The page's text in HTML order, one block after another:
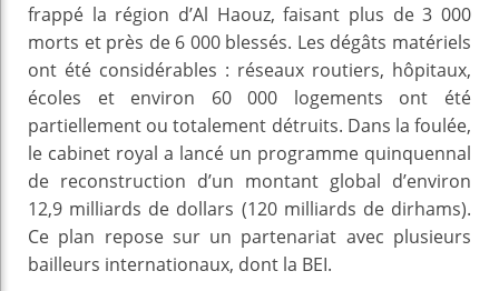
frappé la région d’Al Haouz, faisant plus de 3 000
morts et près de 6 000 blessés. Les dégâts matériels
ont été considérables : réseaux routiers, hôpitaux,
écoles et environ 60 000 logements ont été
partiellement ou totalement détruits. Dans la foulée,
le cabinet royal a lancé un programme quinquennal
de reconstruction d’un montant global d’environ
12,9 milliards de dollars (120 milliards de dirhams).
Ce plan repose sur un partenariat avec plusieurs
bailleurs internationaux, dont la BEI.